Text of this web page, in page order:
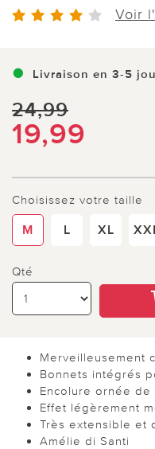
Voir
Livraison en 3-5
24,99
19,99
Choisissez votre taille
M L XL
Qté
Merveilleusement
Bonnets intégrés
Encolure ornée de
Effet légèrement
Très extensible et
Amélie di Santi